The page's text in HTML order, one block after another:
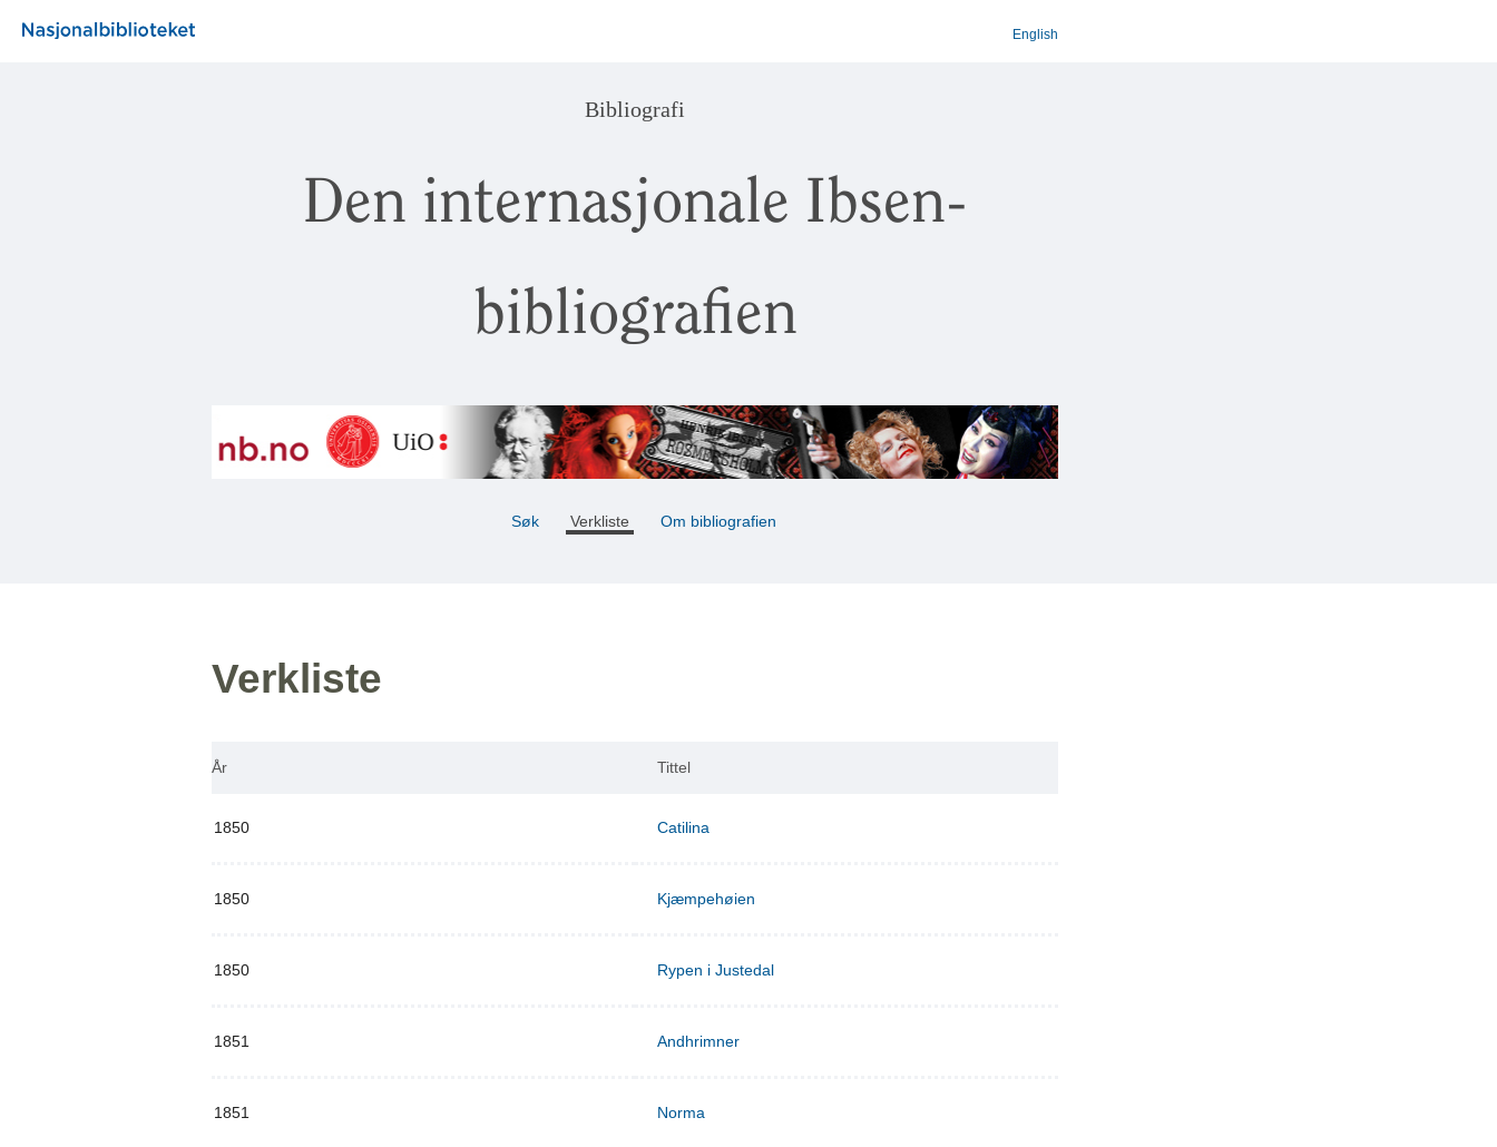
English
Bibliografi
Den internasjonale Ibsen-
bibliografien
Søk Verkliste Om bibliografien
Verkliste
År Tittel
1850 Catilina
1850 Kjæmpehøien
1850 Rypen i Justedal
1851 Andhrimner
1851 Norma